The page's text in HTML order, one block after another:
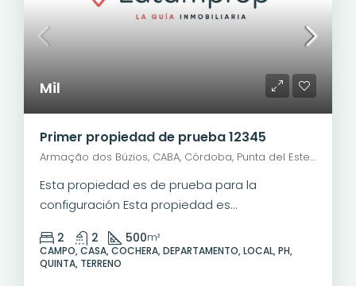
Mil
Primer propiedad de prueba 12345
Armação dos Búzios, CABA, Córdoba, Punta del Este, Rosario, Santiago de Chile, Valparaíso, Villa Dolores, Viña del Mar, Avenida José Bento Ribeiro Dantas
Esta propiedad es de prueba para la
configuración Esta propiedad es...
2 2 500m²
CAMPO, CASA, COCHERA, DEPARTAMENTO, LOCAL, PH,
QUINTA, TERRENO